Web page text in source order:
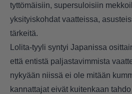
tyttömäisiin, supersuloisiin
yksityiskohdat vaatteissa,
tärkeitä.
Lolita-tyyli syntyi Japanissa
että entistä paljastavimmista
nykyään niissä ei ole mitään
kannattajat eivät kuitenkaan